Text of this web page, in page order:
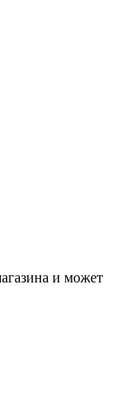
и может